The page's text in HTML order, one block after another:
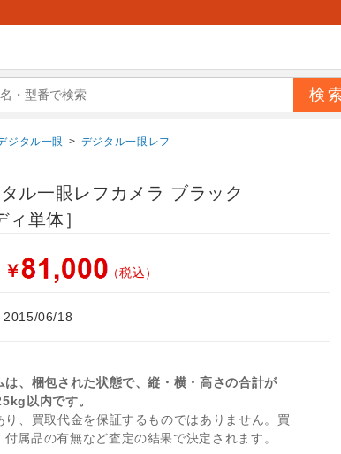
ジタル一眼 > デジタル一眼レフ
ル一眼レフカメラ ブラック
単体］
￥ （税込）
2015/06/18
、梱包された状態で、縦・横・高さの合計が
以内です。
、買取代金を保証するものではありません。買
属品の有無など査定の結果で決定されます。